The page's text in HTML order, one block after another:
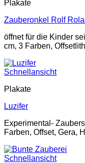
Plakate
Zauberonkel Rolf
öffnet für die Kinder
cm, 3 Farben,
Schnellansicht
Plakate
Luzifer
Experimental-
Farben, Offset, Gera,
Schnellansicht